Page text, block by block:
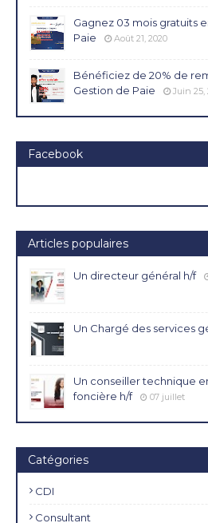
Gagnez 03 mois gratuits
Paie
Août 21, 2020
Bénéficiez de 20% de
Gestion de Paie
Juin 25,
Facebook
Articles populaires
Un directeur général h/f
Un Chargé des services
Un conseiller technique
foncière h/f
07 juillet
Catégories
CDI
Consultant